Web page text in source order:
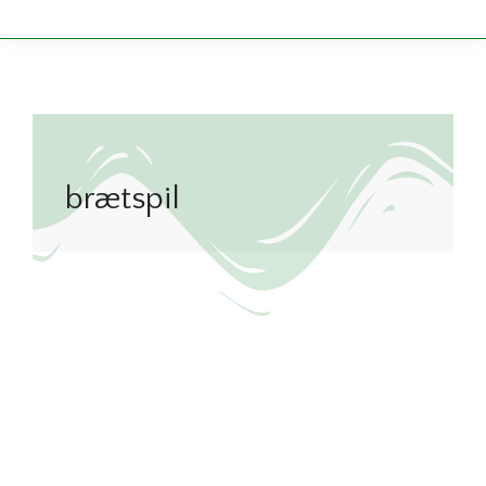
brætspil